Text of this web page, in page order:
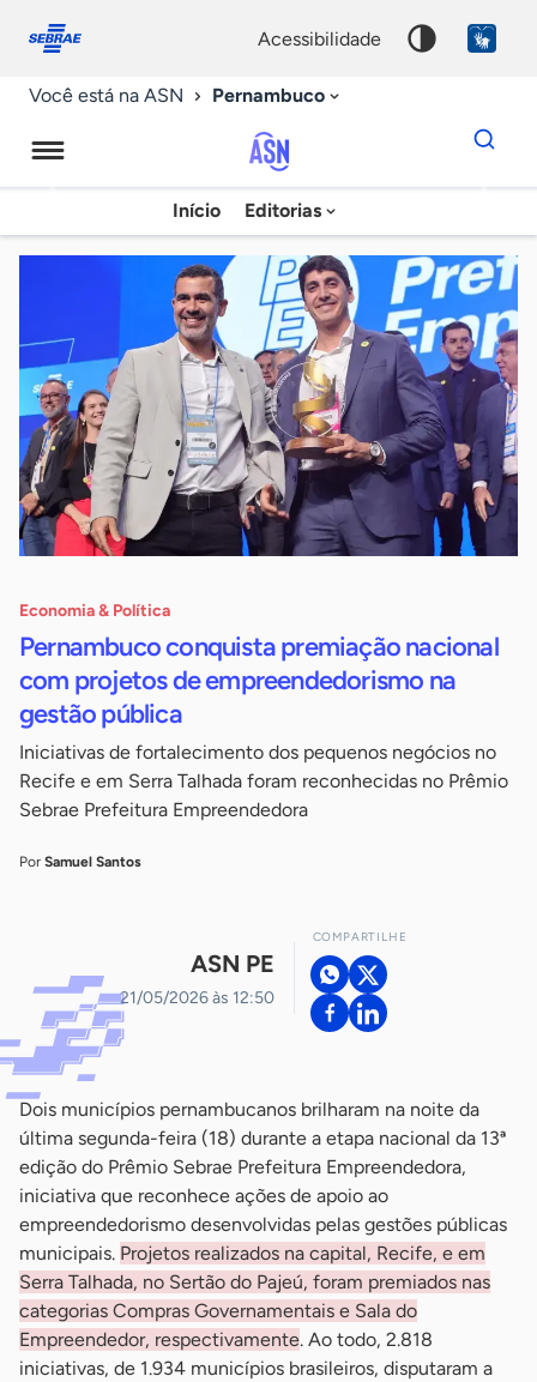
conosco
acessibilidade
Você está na ASN Pernambuco
Agência
Sebrae
de
Notícias
Início Editorias
Dados
para
chave
Economia & Política
Pernambuco conquista premiação nacional
com projetos de empreendedorismo na
gestão pública
Iniciativas de fortalecimento dos pequenos negócios no
Recife e em Serra Talhada foram reconhecidas no Prêmio
Sebrae Prefeitura Empreendedora
Por Samuel Santos
ASN PE
21/05/2026 às 12:50
COMPARTILHE
Dois municípios pernambucanos brilharam na noite da
última segunda-feira (18) durante a etapa nacional da 13ª
edição do Prêmio Sebrae Prefeitura Empreendedora,
iniciativa que reconhece ações de apoio ao
empreendedorismo desenvolvidas pelas gestões públicas
municipais. Projetos realizados na capital, Recife, e em
Serra Talhada, no Sertão do Pajeú, foram premiados nas
categorias Compras Governamentais e Sala do
Empreendedor, respectivamente. Ao todo, 2.818
iniciativas, de 1.934 municípios brasileiros, disputaram a